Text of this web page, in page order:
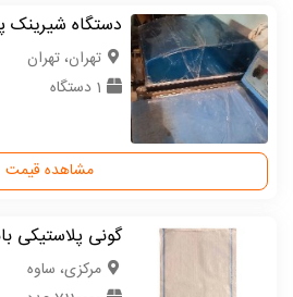
دستگاه شیرینک
تهران، تهران
1 دستگاه
مشاهده قیمت
گونی پلاستیکی
مركزی، ساوه